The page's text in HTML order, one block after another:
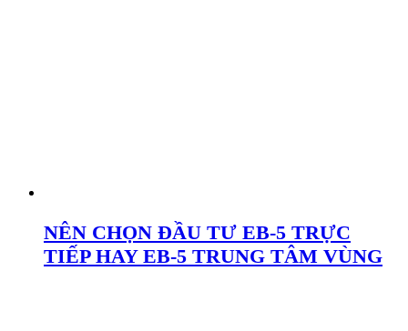
NÊN CHỌN ĐẦU TƯ EB-5 TRỰC
TIẾP HAY EB-5 TRUNG TÂM VÙNG